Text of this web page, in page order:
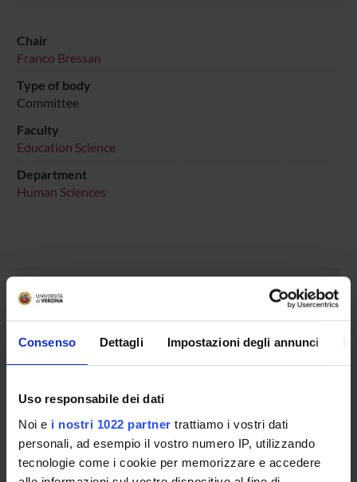
Consenso Dettagli Impostazioni degli annunci
Uso responsabile dei dati
Noi e i nostri 1022 partner trattiamo i vostri dati
personali, ad esempio il vostro numero IP, utilizzando
tecnologie come i cookie per memorizzare e accedere
Chair
Franco Bressan
Type of body
Committee
Faculty
Education Science
Department
Human Sciences
RECORDS AND DOCUMENTS